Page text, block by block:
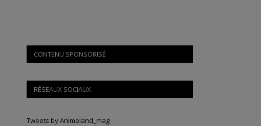
CONTENU SPONSORISÉ
RÉSEAUX SOCIAUX
Tweets by Animeland_mag